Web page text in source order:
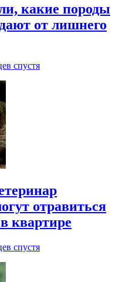
какие породы
от лишнего
спустя
отравиться
квартире
спустя